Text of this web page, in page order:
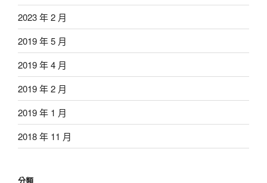
2023 年 2 月
2019 年 5 月
2019 年 4 月
2019 年 2 月
2019 年 1 月
2018 年 11 月
分類